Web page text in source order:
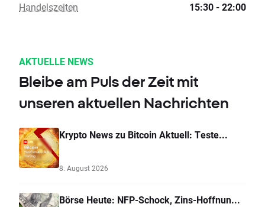
Handelszeiten 15:30 - 22:00
AKTUELLE NEWS
Bleibe am Puls der Zeit mit
unseren aktuellen Nachrichten
Krypto News zu Bitcoin Aktuell: Teste...
8. August 2026
Börse Heute: NFP-Schock, Zins-Hoffnun...